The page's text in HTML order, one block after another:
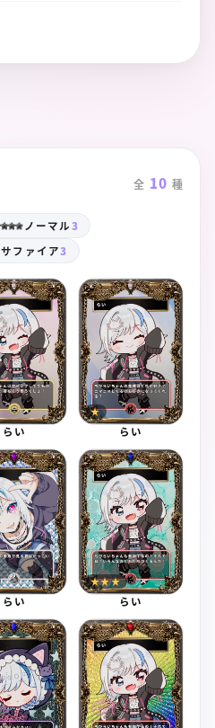
全 10 種
ノーマル3
サファイア3
らい
★
らい
らい
★★★
らい